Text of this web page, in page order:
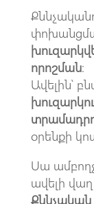
որոշման։
Ավելին՝
օրենքի
Սա
ավելի